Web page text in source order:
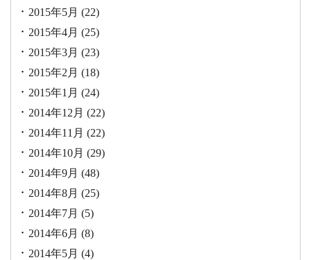
2015年5月 (22)
2015年4月 (25)
2015年3月 (23)
2015年2月 (18)
2015年1月 (24)
2014年12月 (22)
2014年11月 (22)
2014年10月 (29)
2014年9月 (48)
2014年8月 (25)
2014年7月 (5)
2014年6月 (8)
2014年5月 (4)